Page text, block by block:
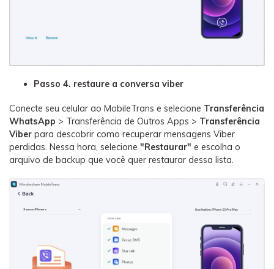
Passo 4. restaure a conversa viber
Conecte seu celular ao MobileTrans e selecione Transferência
WhatsApp > Transferência de Outros Apps > Transferência
Viber para descobrir como recuperar mensagens Viber
perdidas. Nessa hora, selecione "Restaurar" e escolha o
arquivo de backup que você quer restaurar dessa lista.